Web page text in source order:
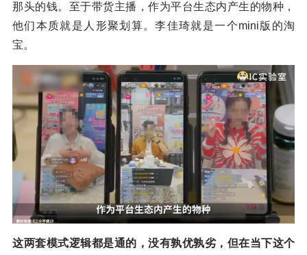
那头的钱。至于带货主播，作为平台生态内产生的物种，
他们本质就是人形聚划算。李佳琦就是一个mini版的淘
宝。
这两套模式逻辑都是通的，没有孰优孰劣，但在当下这个